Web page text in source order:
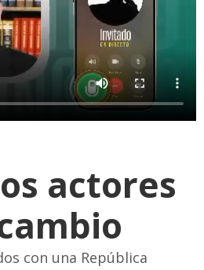
actores
con una República